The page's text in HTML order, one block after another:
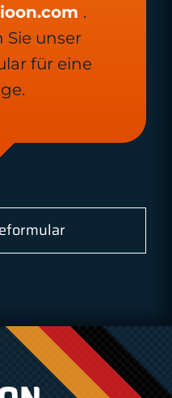
.
Sie unser
für eine